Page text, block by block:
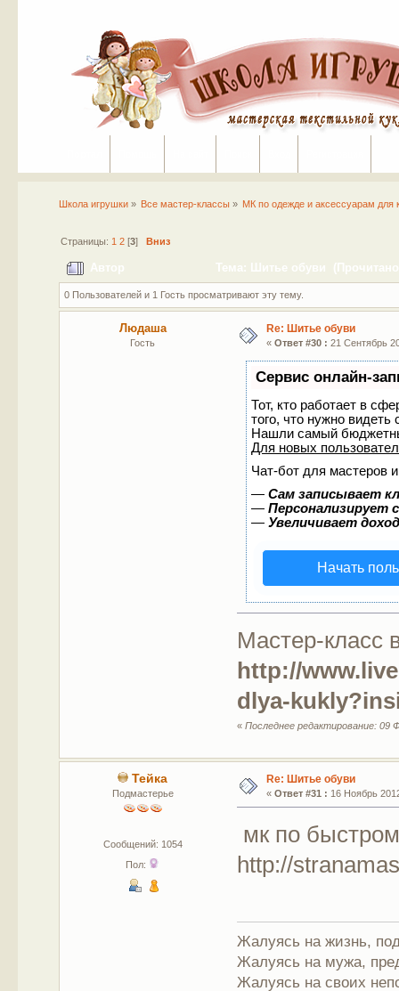
Школа игрушки» Все мастер-классы » МК по одежде и аксессуарам для
Страницы: 1 2[3] Вниз
Автор Тема: Шитье обуви (Прочитано
0 Пользователей и 1 Гость просматривают эту тему.
Людаша
Гость
Re: Шитье обуви
« Ответ #30 : 21 Сентябрь
Сервис онлайн-
Тот, кто работает в
того, что нужно
Нашли самый
Для новых
Чат-бот для мастеров
—Сам записывает
—Персонализирует
—Увеличивает
Начать
Мастер-класс
http://
dlya-
«Последнее редактирование: 09
Тейка
Подмастерье
Сообщений: 1054
Пол:
Re: Шитье обуви
« Ответ #31 : 16 Ноябрь
мк по
http://
Жалуясь на жизнь,
Жалуясь на мужа,
Жалуясь на своих